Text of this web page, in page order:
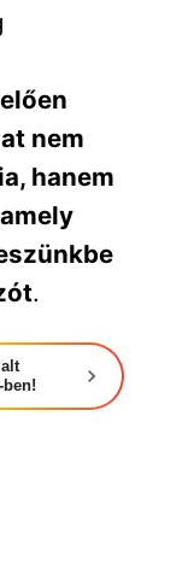
nem
hanem
.